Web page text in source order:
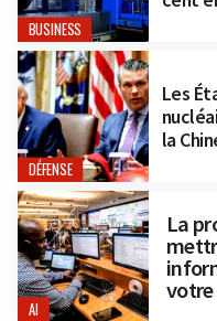
BUSINESS
DÉFENSE
Les
la
AI
La